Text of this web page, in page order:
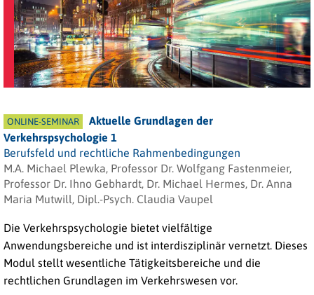
ONLINE-SEMINAR
Aktuelle Grundlagen der
Verkehrspsychologie 1
Berufsfeld und rechtliche Rahmenbedingungen
M.A. Michael Plewka, Professor Dr. Wolfgang Fastenmeier,
Professor Dr. Ihno Gebhardt, Dr. Michael Hermes, Dr. Anna
Maria Mutwill, Dipl.-Psych. Claudia Vaupel
Die Verkehrspsychologie bietet vielfältige
Anwendungsbereiche und ist interdisziplinär vernetzt. Dieses
Modul stellt wesentliche Tätigkeitsbereiche und die
rechtlichen Grundlagen im Verkehrswesen vor.